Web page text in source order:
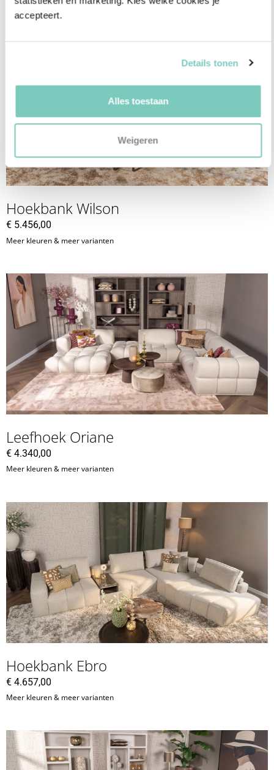
accepteert.
Details tonen
Alles toestaan
Weigeren
Meer kleuren & meer varianten
Hoekbank Wilson
€ 5.456,00
Meer kleuren & meer varianten
Leefhoek Oriane
€ 4.340,00
Meer kleuren & meer varianten
Hoekbank Ebro
€ 4.657,00
Meer kleuren & meer varianten